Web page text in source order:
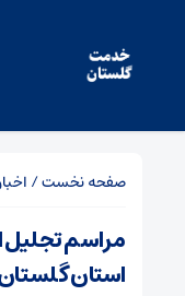
صفحه نخست/
مراسم تجلیل
استان